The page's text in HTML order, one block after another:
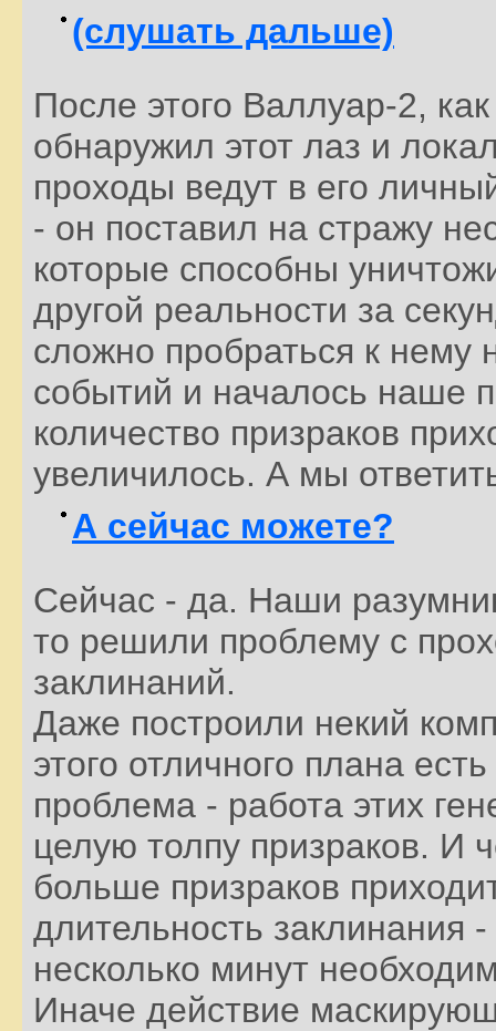
(слушать дальше)
После этого Валлуар-2,
обнаружил этот лаз и
проходы ведут в его
- он поставил на стражу
которые способны
другой реальности за
сложно пробраться к нему
событий и началось наше
количество призраков
увеличилось. А мы
А сейчас можете?
Сейчас - да. Наши
то решили проблему с
заклинаний.
Даже построили некий
этого отличного плана
проблема - работа этих
целую толпу призраков. И
больше призраков
длительность заклинания
несколько минут
Иначе действие